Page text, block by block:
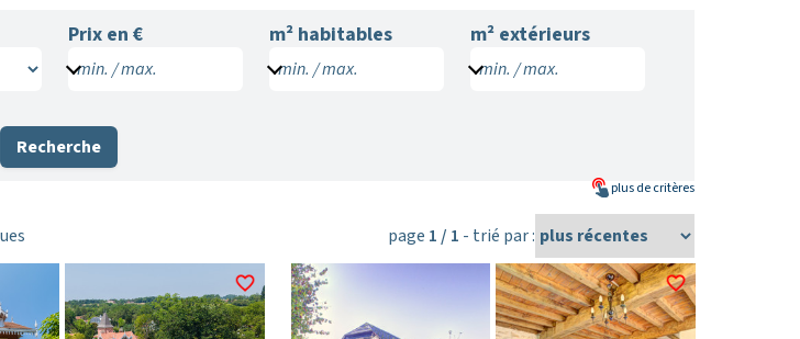
Prix en €
min. / max.
m² habitables
min. / max.
m² extérieurs
min. / max.
Recherche
plus decritères
page 1 / 1 - trié par :